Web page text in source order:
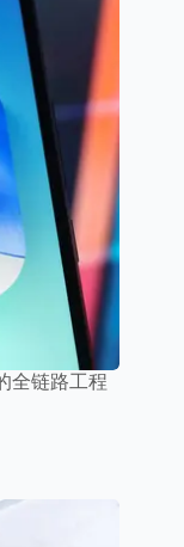
全链路工程